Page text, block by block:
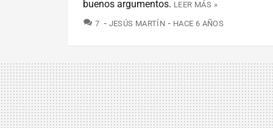
buenos argumentos. LEER MÁS »
7 COMENTARIOS
JESÚS MARTÍN HACE 6 AÑOS